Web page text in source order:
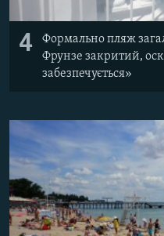
4
Формально пляж
Фрунзе закритий,
забезпечується»